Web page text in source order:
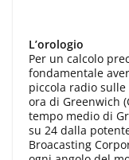
L’orologio
Per un calcolo
fondamentale
piccola radio
ora di Greenwich
tempo medio di
su 24 dalla
Broacasting